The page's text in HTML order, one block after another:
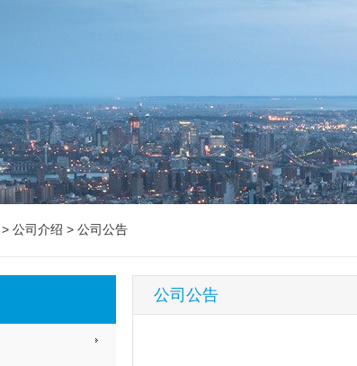
> 公司介绍 > 公司公告
公司公告